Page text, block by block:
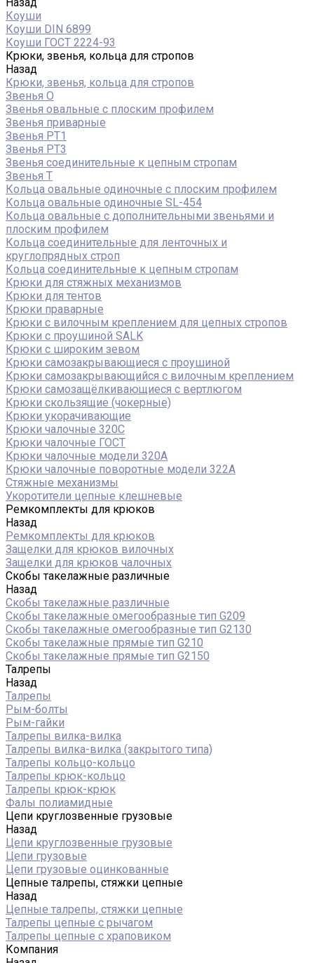
Коуши
Коуши DIN 6899
Коуши ГОСТ 2224-93
Крюки, звенья, кольца для стропов
Назад
Крюки, звенья, кольца для стропов
Звенья О
Звенья овальные с плоским профилем
Звенья приварные
Звенья РТ1
Звенья РТ3
Звенья соединительные к цепным стропам
Звенья Т
Кольца овальные одиночные c плоским профилем
Кольца овальные одиночные SL-454
Кольца овальные с дополнительными звеньями и
плоским профилем
Кольца соединительные для ленточных и
круглопрядных строп
Кольца соединительные к цепным стропам
Крюки для стяжных механизмов
Крюки для тентов
Крюки праварные
Крюки с вилочным креплением для цепных стропов
Крюки с проушиной SALK
Крюки с широким зевом
Крюки самозакрывающиеся с проушиной
Крюки самозакрывающийся с вилочным креплением
Крюки самозащёлкивающиеся с вертлюгом
Крюки скользящие (чокерные)
Крюки укорачивающие
Крюки чалочные 320C
Крюки чалочные ГОСТ
Крюки чалочные модели 320А
Крюки чалочные поворотные модели 322А
Стяжные механизмы
Укоротители цепные клешневые
Ремкомплекты для крюков
Назад
Ремкомплекты для крюков
Защелки для крюков вилочных
Защелки для крюков чалочных
Скобы такелажные различные
Назад
Скобы такелажные различные
Скобы такелажные омегообразные тип G209
Скобы такелажные омегообразные тип G2130
Скобы такелажные прямые тип G210
Скобы такелажные прямые тип G2150
Талрепы
Назад
Талрепы
Рым-болты
Рым-гайки
Талрепы вилка-вилка
Талрепы вилка-вилка (закрытого типа)
Талрепы кольцо-кольцо
Талрепы крюк-кольцо
Талрепы крюк-крюк
Фалы полиамидные
Цепи круглозвенные грузовые
Назад
Цепи круглозвенные грузовые
Цепи грузовые
Цепи грузовые оцинкованные
Цепные талрепы, стяжки цепные
Назад
Цепные талрепы, стяжки цепные
Талрепы цепные с рычагом
Талрепы цепные с храповиком
Компания